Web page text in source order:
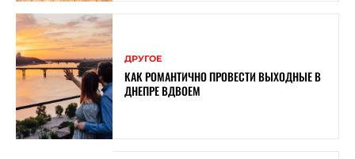
ДРУГОЕ
КАК РОМАНТИЧНО ПРОВЕСТИ ВЫХОДНЫЕ В
ДНЕПРЕ ВДВОЕМ